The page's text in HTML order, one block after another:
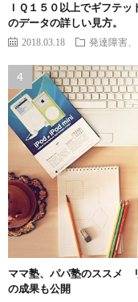
ＩＱ１５０以上でギフテ
のデータの詳しい見方。
2018.03.18 発達障害
ママ塾、パパ塾のススメ
の成果も公開